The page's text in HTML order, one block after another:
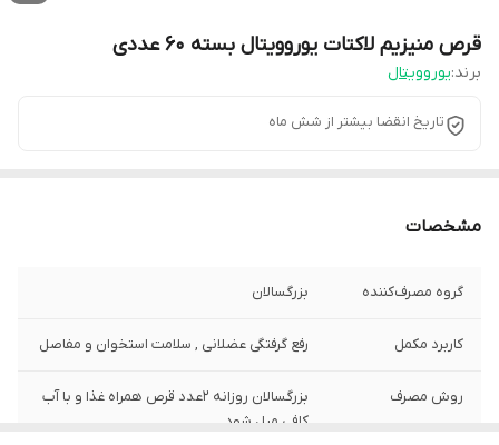
قرص منیزیم لاکتات یوروویتال بسته 60 عددی
برند:یوروویتال
تاریخ انقضا بیشتر از شش ماه
مشخصات
گروه مصرف‌کننده بزرگسالان
کاربرد مکمل رفع گرفتگی عضلانی , سلامت استخوان و مفاصل
روش مصرف
بزرگسالان روزانه 2عدد قرص همراه غذا و با آب
کافی میل شود .